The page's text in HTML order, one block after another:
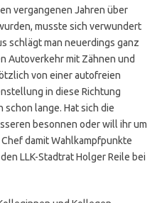
vergangenen Jahren über
musste sich verwundert
schlägt man neuerdings ganz
Autoverkehr mit Zähnen und
von einer autofreien
in diese Richtung
lange. Hat sich die
besonnen oder will ihr um
damit Wahlkampfpunkte
LLK-Stadtrat Holger Reile bei